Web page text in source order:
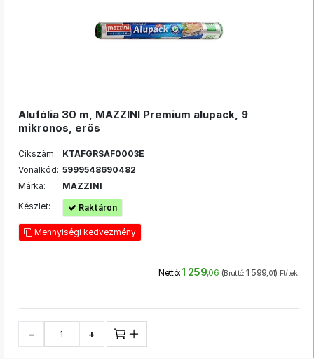
Alufólia 30 m, MAZZINI Premium alupack, 9
mikronos, erős
Cikszám:
KTAFGRSAF0003E
Vonalkód: 5999548690482
Márka:
MAZZINI
Készlet:
Raktáron
Mennyiségi kedvezmény
Nettó:1 259,06 (Bruttó: 1 599,01) Ft/tek.
− +